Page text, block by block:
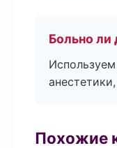
Больно ли
Похожие